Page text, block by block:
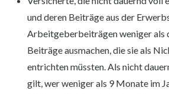
und deren Beiträge aus der
Arbeitgeberbeiträgen weniger als
Beiträge ausmachen, die sie als
entrichten müssten. Als nicht
gilt, wer weniger als 9 Monate im